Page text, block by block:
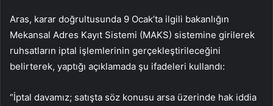
Aras, karar doğrultusunda 9 Ocak’ta ilgili bakanlığın
Mekansal Adres Kayıt Sistemi (MAKS) sistemine girilerek
ruhsatların iptal işlemlerinin gerçekleştirileceğini
belirterek, yaptığı açıklamada şu ifadeleri kullandı:
“İptal davamız; satışta söz konusu arsa üzerinde hak iddia